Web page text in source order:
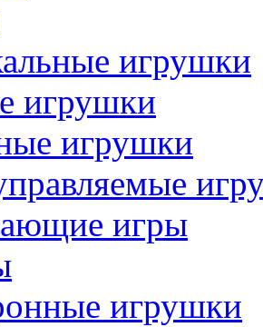
игрушки
игрушки
игрушки
игры
игрушки